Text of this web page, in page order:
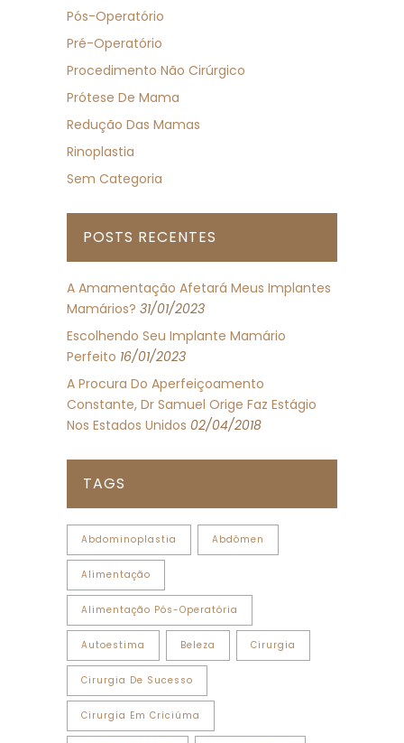
Pós-Operatório
Pré-Operatório
Procedimento Não Cirúrgico
Prótese De Mama
Redução Das Mamas
Rinoplastia
Sem Categoria
POSTS RECENTES
A Amamentação Afetará Meus Implantes
Mamários? 31/01/2023
Escolhendo Seu Implante Mamário
Perfeito 16/01/2023
A Procura Do Aperfeiçoamento
Constante, Dr Samuel Orige Faz Estágio
Nos Estados Unidos 02/04/2018
TAGS
Abdominoplastia Abdômen
Alimentação
Alimentação Pós-Operatória
Autoestima Beleza Cirurgia
Cirurgia De Sucesso
Cirurgia Em Criciúma